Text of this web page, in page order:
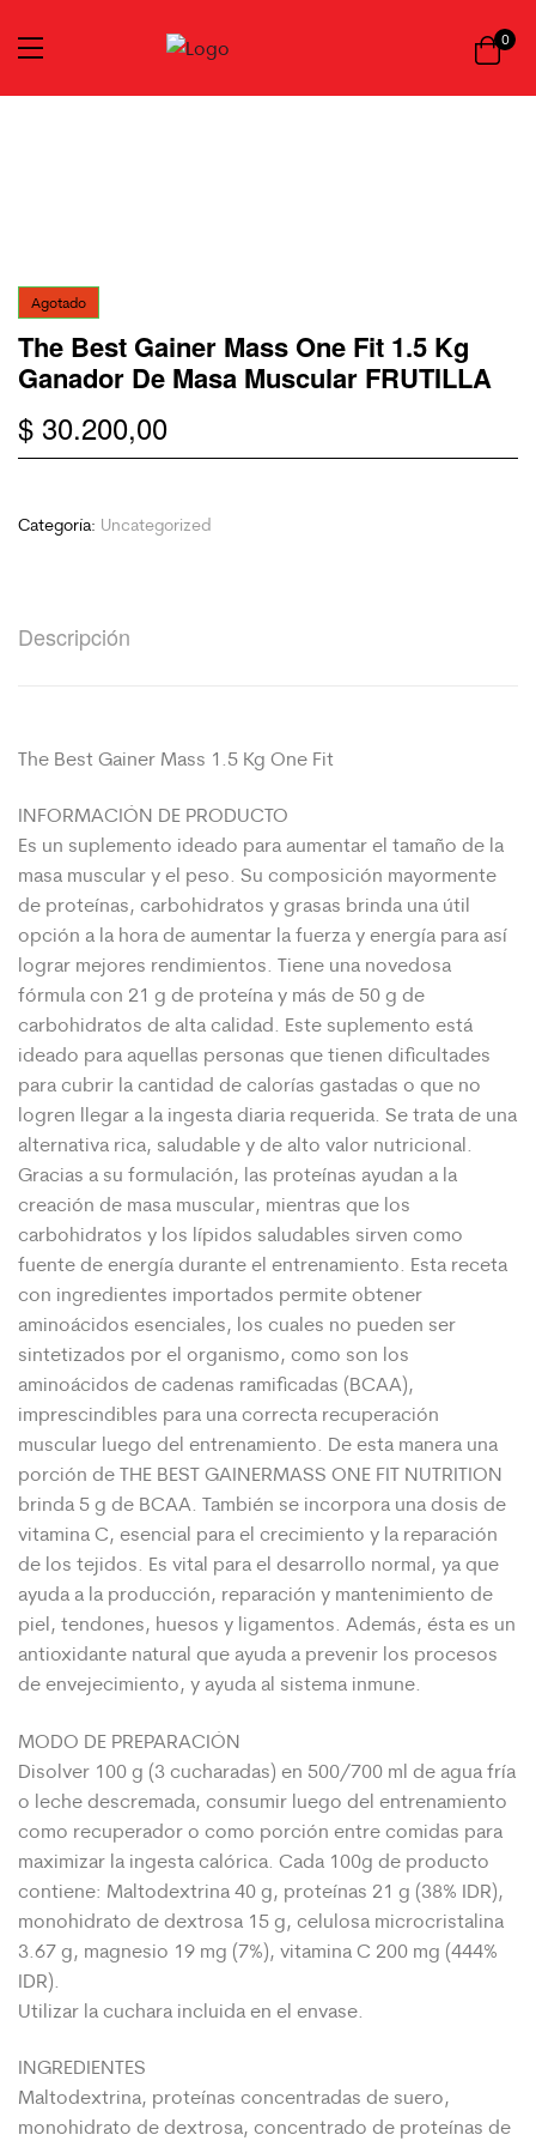
0
Agotado
The Best Gainer Mass One Fit 1.5 Kg
Ganador De Masa Muscular FRUTILLA
$ 30.200,00
Categoría: Uncategorized
Descripción
The Best Gainer Mass 1.5 Kg One Fit
INFORMACIÓN DE PRODUCTO
Es un suplemento ideado para aumentar el tamaño de la
masa muscular y el peso. Su composición mayormente
de proteínas, carbohidratos y grasas brinda una útil
opción a la hora de aumentar la fuerza y energía para así
lograr mejores rendimientos. Tiene una novedosa
fórmula con 21 g de proteína y más de 50 g de
carbohidratos de alta calidad. Este suplemento está
ideado para aquellas personas que tienen dificultades
para cubrir la cantidad de calorías gastadas o que no
logren llegar a la ingesta diaria requerida. Se trata de una
alternativa rica, saludable y de alto valor nutricional.
Gracias a su formulación, las proteínas ayudan a la
creación de masa muscular, mientras que los
carbohidratos y los lípidos saludables sirven como
fuente de energía durante el entrenamiento. Esta receta
con ingredientes importados permite obtener
aminoácidos esenciales, los cuales no pueden ser
sintetizados por el organismo, como son los
aminoácidos de cadenas ramificadas (BCAA),
imprescindibles para una correcta recuperación
muscular luego del entrenamiento. De esta manera una
porción de THE BEST GAINERMASS ONE FIT NUTRITION
brinda 5 g de BCAA. También se incorpora una dosis de
vitamina C, esencial para el crecimiento y la reparación
de los tejidos. Es vital para el desarrollo normal, ya que
ayuda a la producción, reparación y mantenimiento de
piel, tendones, huesos y ligamentos. Además, ésta es un
antioxidante natural que ayuda a prevenir los procesos
de envejecimiento, y ayuda al sistema inmune.
MODO DE PREPARACIÓN
Disolver 100 g (3 cucharadas) en 500/700 ml de agua fría
o leche descremada, consumir luego del entrenamiento
como recuperador o como porción entre comidas para
maximizar la ingesta calórica. Cada 100g de producto
contiene: Maltodextrina 40 g, proteínas 21 g (38% IDR),
monohidrato de dextrosa 15 g, celulosa microcristalina
3.67 g, magnesio 19 mg (7%), vitamina C 200 mg (444%
IDR).
Utilizar la cuchara incluida en el envase.
INGREDIENTES
Maltodextrina, proteínas concentradas de suero,
monohidrato de dextrosa, concentrado de proteínas de